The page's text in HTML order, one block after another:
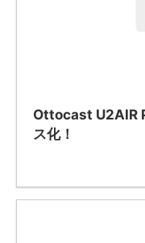
Ottocast U2AIR
ス化！